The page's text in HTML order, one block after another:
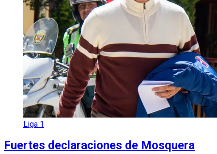
Liga 1
Fuertes declaraciones de Mosquera